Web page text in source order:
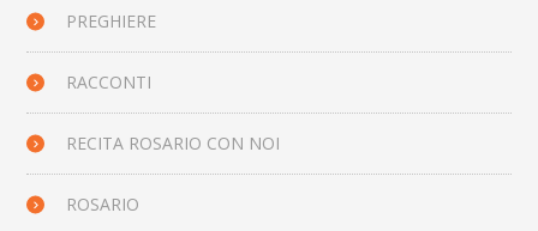
PREGHIERE
RACCONTI
RECITA ROSARIO CON NOI
ROSARIO